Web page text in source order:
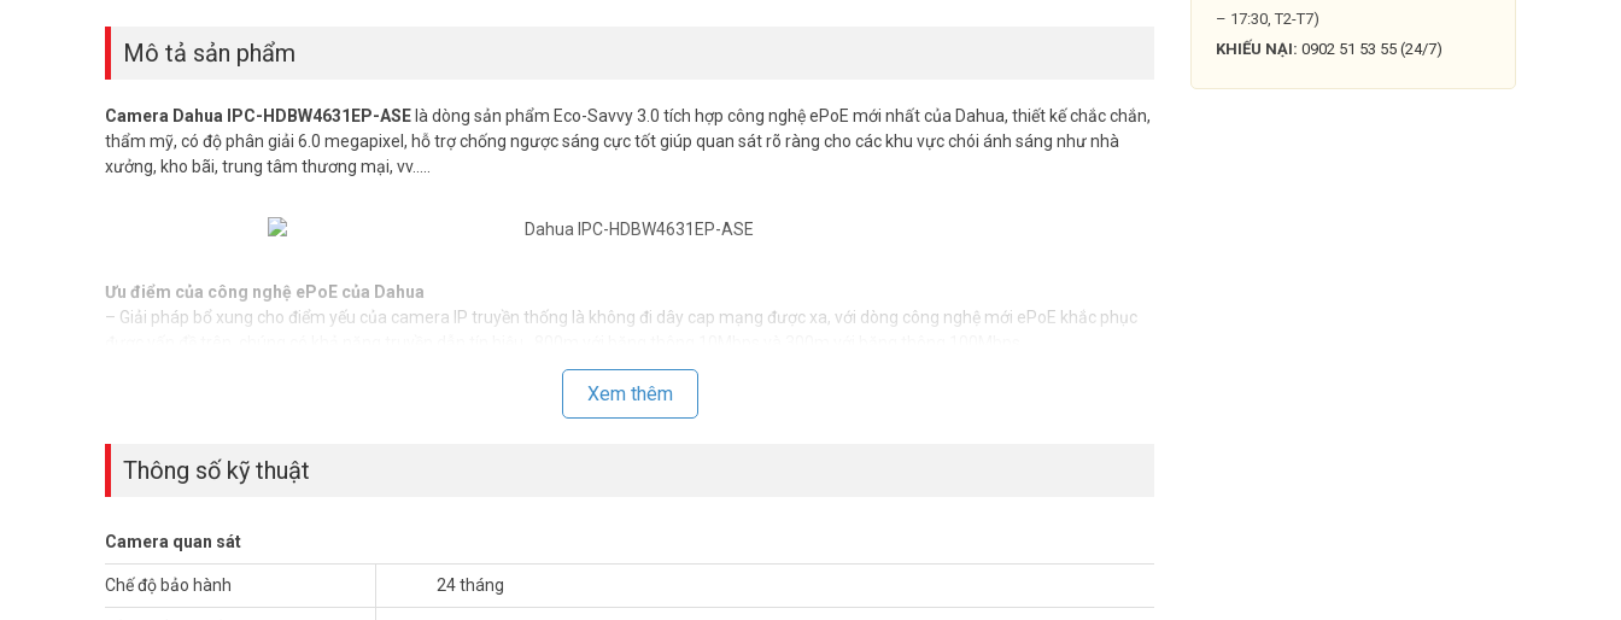
Mô tả sản phẩm
Camera Dahua IPC-HDBW4631EP-ASElà dòng sản phẩm Eco-Savvy 3.0 tích hợp công nghệ ePoE mới nhất của Dahua, thiết kế chắc chắn,
thẩm mỹ, có độ phân giải 6.0 megapixel, hỗ trợ chống ngược sáng cực tốt giúp quan sát rõ ràng cho các khu vực chói ánh sáng như nhà
xưởng, kho bãi, trung tâm thương mại, vv…..
Ưu điểm của công nghệ ePoE của Dahua
– Giải pháp bổ xung cho điểm yếu của camera IP truyền thống là không đi dây cap mạng được xa, với dòng công nghệ mới ePoE khắc phục
– ePoE còn hỗ trợ truyền dẫn tín hiệu số của CAM IP qua cáp đồng trục, giảm rất nhiều chi phí đối với khách hàng có nhu cầu cải tạo hệ thống
– Khả năng phân tích hình ảnh và cung cấp các tính năng thông minh, hữu ích
– Công nghệ Startlight mang đến hình ảnh rõ nét trong các điều kiện thiếu sáng
Phụ kiện mua kèm theo sản phẩm camera IPC-HDBW4631EP-ASE
Thông số kỹ thuật camera IP 6MP Dahua IPC-HDBW4631EP-ASE
Xem thêm
Thông số kỹ thuật
Camera quan sát
Chế độ bảo hành 24 tháng
– 17:30, T2-T7)
KHIẾU NẠI: 0902 51 53 55 (24/7)